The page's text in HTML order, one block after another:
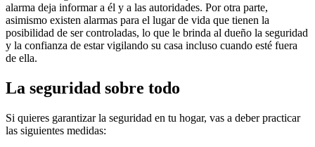
alarma deja informar a él y a las autoridades. Por otra parte,
asimismo existen alarmas para el lugar de vida que tienen la
posibilidad de ser controladas, lo que le brinda al dueño la seguridad
y la confianza de estar vigilando su casa incluso cuando esté fuera
de ella.
La seguridad sobre todo
Si quieres garantizar la seguridad en tu hogar, vas a deber practicar
las siguientes medidas: